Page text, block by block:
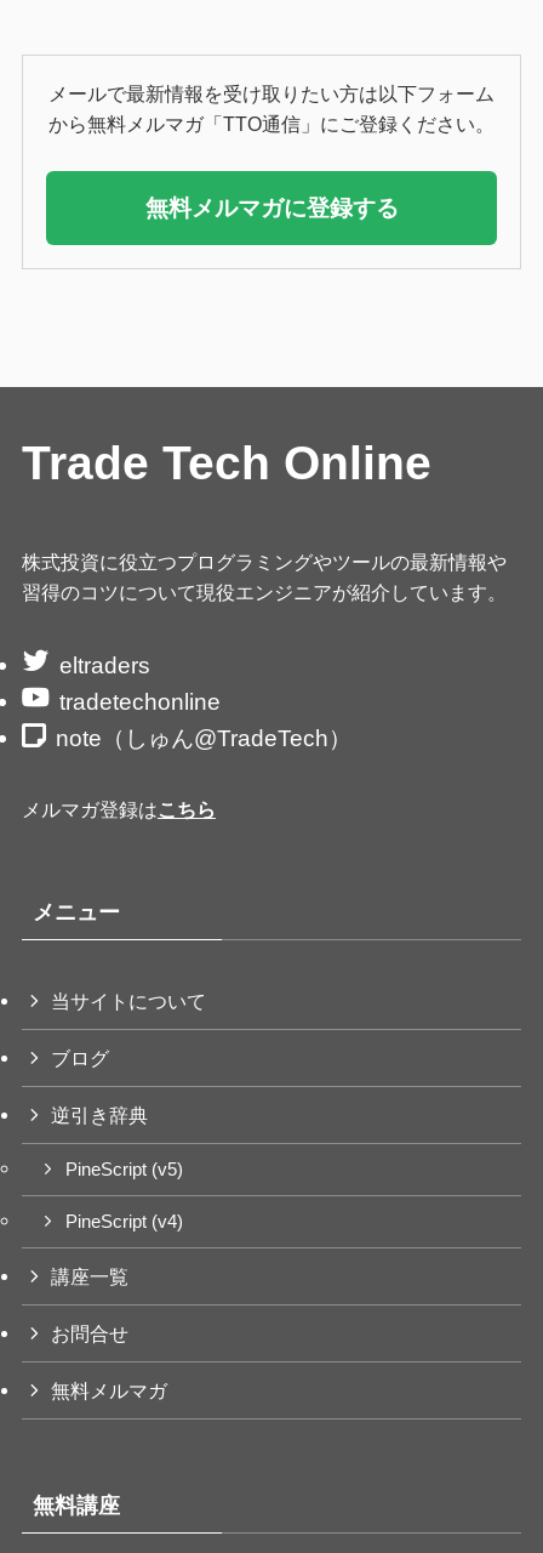
メールで最新情報を受け取りたい方は以下フォーム
から無料メルマガ「TTO通信」にご登録ください。
無料メルマガに登録する
Trade Tech Online
株式投資に役立つプログラミングやツールの最新情報や
習得のコツについて現役エンジニアが紹介しています。
eltraders
tradetechonline
note（しゅん@TradeTech）
メルマガ登録はこちら
メニュー
当サイトについて
ブログ
逆引き辞典
PineScript (v5)
PineScript (v4)
講座一覧
お問合せ
無料メルマガ
無料講座